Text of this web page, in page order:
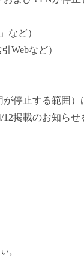
など）
Webなど）
停止する範囲）
掲載のお知らせ
。